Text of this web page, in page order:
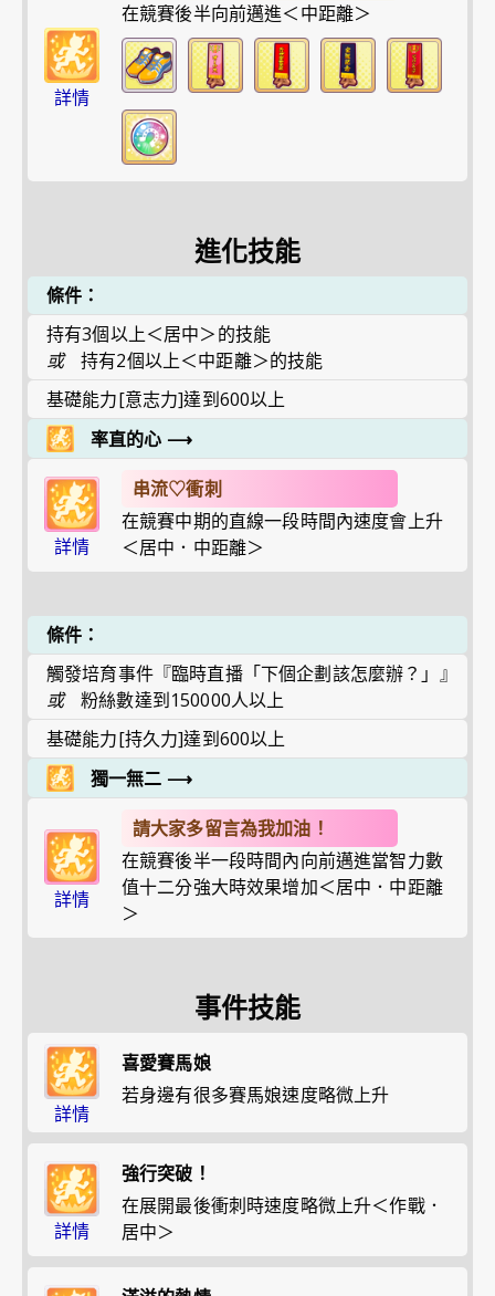
詳情
在競賽後半向前邁進＜中距離＞
進化技能
條件：
持有3個以上＜居中＞的技能
或
持有2個以上＜中距離＞的技能
基礎能力[意志力]達到600以上
率直的心 ⟶
詳情
串流♡衝刺
在競賽中期的直線一段時間內速度會上升
＜居中．中距離＞
條件：
觸發培育事件『臨時直播「下個企劃該怎麼辦？」』
或
粉絲數達到150000人以上
基礎能力[持久力]達到600以上
獨一無二 ⟶
詳情
請大家多留言為我加油！
在競賽後半一段時間內向前邁進當智力數
值十二分強大時效果增加＜居中．中距離
＞
事件技能
詳情
喜愛賽馬娘
若身邊有很多賽馬娘速度略微上升
詳情
強行突破！
在展開最後衝刺時速度略微上升＜作戰．
居中＞